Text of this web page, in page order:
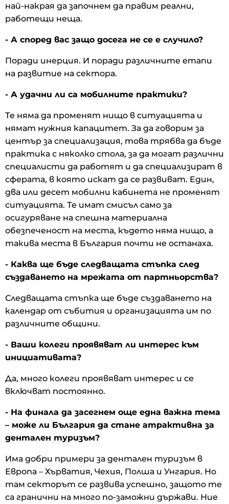
най-накрая да започнем да правим реални,
работещи неща.
- А според вас защо досега не се е случило?
Поради инерция. И поради различните етапи
на развитие на сектора.
- А удачни ли са мобилните практики?
Те няма да променят нищо в ситуацията и
нямат нужния капацитет. За да говорим за
център за специализация, това трябва да бъде
практика с няколко стола, за да могат различни
специалисти да работят и да специализират в
сферата, в която искат да се развиват. Един,
два или десет мобилни кабинета не променят
ситуацията. Те имат смисъл само за
осигуряване на спешна материална
обезпеченост на места, където няма нищо, а
такива места в България почти не останаха.
- Каква ще бъде следващата стъпка след
създаването на мрежата от партньорства?
Следващата стъпка ще бъде създаването на
календар от събития и организацията им по
различните общини.
- Ваши колеги проявяват ли интерес към
инициативата?
Да, много колеги проявяват интерес и се
включват постоянно.
- На финала да засегнем още една важна тема
– може ли България да стане атрактивна за
дентален туризъм?
Има добри примери за дентален туризъм в
Европа – Хърватия, Чехия, Полша и Унгария. Но
там секторът се развива успешно, защото те
са гранични на много по-заможни държави. Ние